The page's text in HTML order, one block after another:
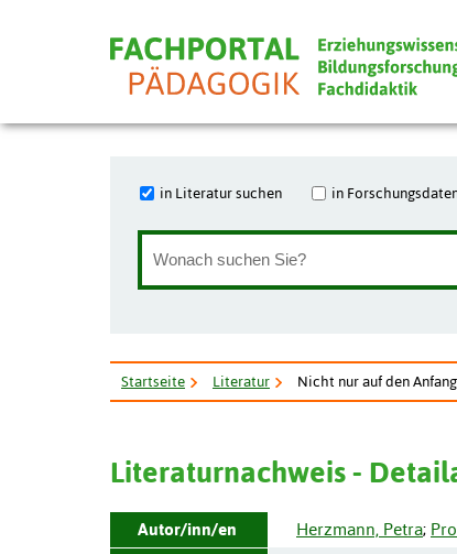
in Literatur suchen in
Startseite Literatur Nicht nur auf den
Literaturnachweis -
Autor/inn/en
Herzmann, Petra;